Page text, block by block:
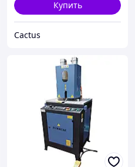
Купить
Cactus